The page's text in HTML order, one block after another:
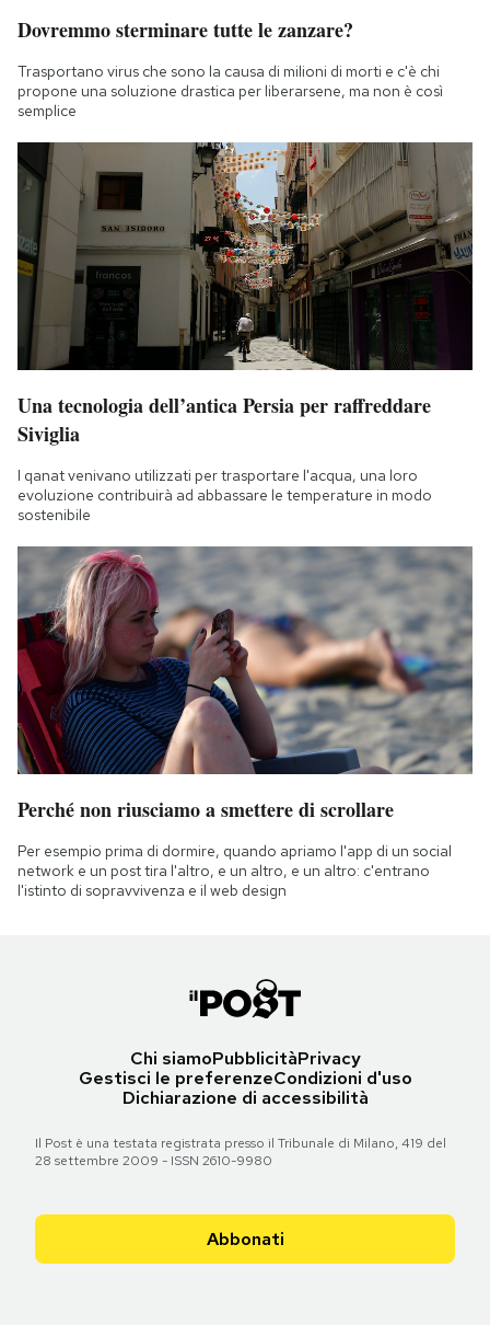
Dovremmo sterminare tutte le zanzare?
Trasportano virus che sono la causa di milioni di morti e c'è chi
propone una soluzione drastica per liberarsene, ma non è così
semplice
Una tecnologia dell’antica Persia per raffreddare
Siviglia
I qanat venivano utilizzati per trasportare l'acqua, una loro
evoluzione contribuirà ad abbassare le temperature in modo
sostenibile
Perché non riusciamo a smettere di scrollare
Per esempio prima di dormire, quando apriamo l'app di un social
network e un post tira l'altro, e un altro, e un altro: c'entrano
l'istinto di sopravvivenza e il web design
Chi siamoPubblicitàPrivacy
Gestisci le preferenzeCondizioni d'uso
Dichiarazione di accessibilità
Il Post è una testata registrata presso il Tribunale di Milano, 419 del
28 settembre 2009 - ISSN 2610-9980
Abbonati